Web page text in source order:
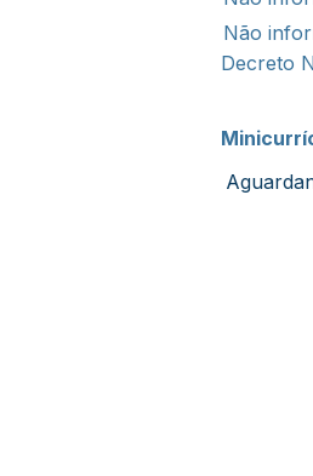
Não
Decreto